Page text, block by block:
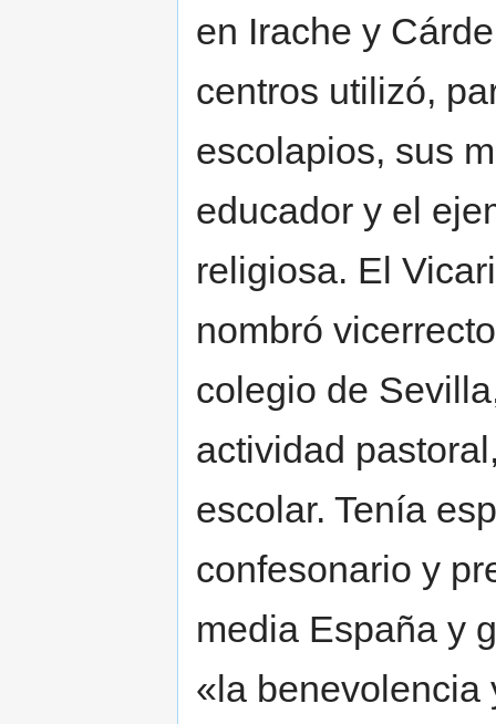
en Irache y
centros utilizó,
escolapios, sus
educador y el
religiosa. El
nombró
colegio de
actividad
escolar. Tenía
confesonario y
media España y
«la benevolencia